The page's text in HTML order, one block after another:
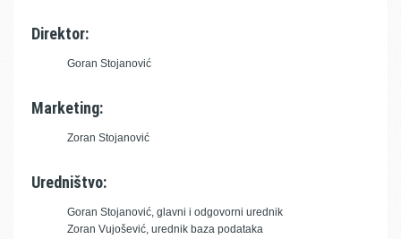
Direktor:
Goran Stojanović
Marketing:
Zoran Stojanović
Uredništvo:
Goran Stojanović, glavni i odgovorni urednik
Zoran Vujošević, urednik baza podataka